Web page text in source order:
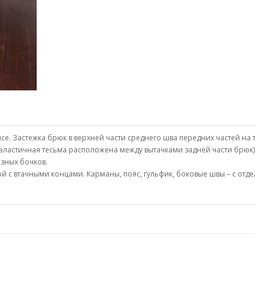
брюк в верхней части среднего шва передних частей на
тесьма расположена между вытачками задней части
бочков.
с втачными концами. Карманы, пояс, гульфик, боковые швы – с